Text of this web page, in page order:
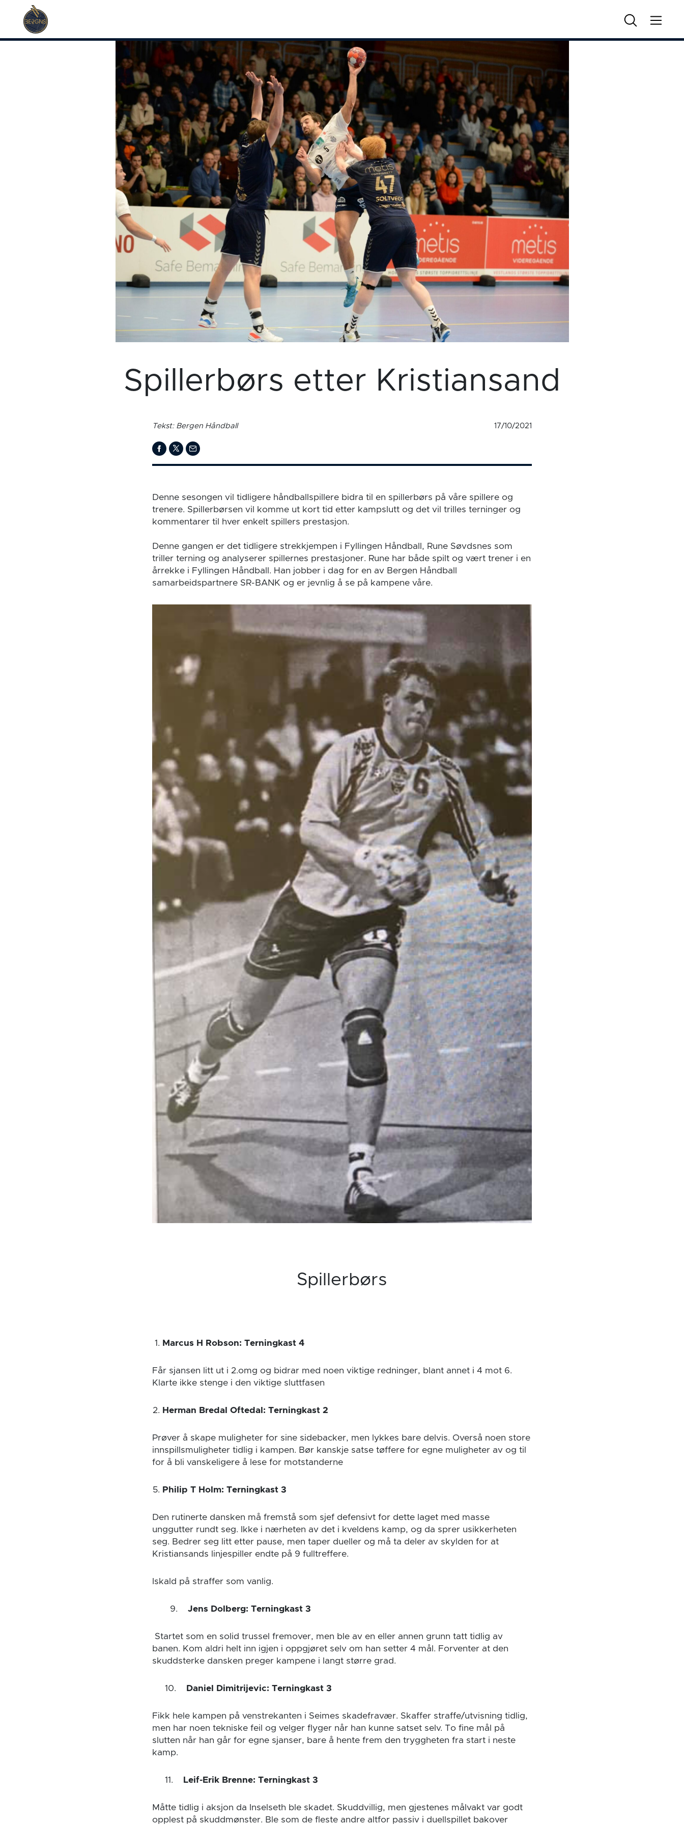
Spillerbørs etter Kristiansand
Tekst: Bergen Håndball 17/10/2021
Denne sesongen vil tidligere håndballspillere bidra til en spillerbørs på våre spillere og
trenere. Spillerbørsen vil komme ut kort tid etter kampslutt og det vil trilles terninger og
kommentarer til hver enkelt spillers prestasjon.
Denne gangen er det tidligere strekkjempen i Fyllingen Håndball, Rune Søvdsnes som
triller terning og analyserer spillernes prestasjoner. Rune har både spilt og vært trener i en
årrekke i Fyllingen Håndball. Han jobber i dag for en av Bergen Håndball
samarbeidspartnere SR-BANK og er jevnlig å se på kampene våre.
Spillerbørs
Marcus H Robson: Terningkast 4
Får sjansen litt ut i 2.omg og bidrar med noen viktige redninger, blant annet i 4 mot 6.
Klarte ikke stenge i den viktige sluttfasen
Herman Bredal Oftedal: Terningkast 2
Prøver å skape muligheter for sine sidebacker, men lykkes bare delvis. Overså noen store
innspillsmuligheter tidlig i kampen. Bør kanskje satse tøffere for egne muligheter av og til
for å bli vanskeligere å lese for motstanderne
Philip T Holm: Terningkast 3
Den rutinerte dansken må fremstå som sjef defensivt for dette laget med masse
unggutter rundt seg. Ikke i nærheten av det i kveldens kamp, og da sprer usikkerheten
seg. Bedrer seg litt etter pause, men taper dueller og må ta deler av skylden for at
Kristiansands linjespiller endte på 9 fulltreffere.
Iskald på straffer som vanlig.
9.Jens Dolberg: Terningkast 3
Startet som en solid trussel fremover, men ble av en eller annen grunn tatt tidlig av
banen. Kom aldri helt inn igjen i oppgjøret selv om han setter 4 mål. Forventer at den
skuddsterke dansken preger kampene i langt større grad.
10. Daniel Dimitrijevic: Terningkast 3
Fikk hele kampen på venstrekanten i Seimes skadefravær. Skaffer straffe/utvisning tidlig,
men har noen tekniske feil og velger flyger når han kunne satset selv. To fine mål på
slutten når han går for egne sjanser, bare å hente frem den tryggheten fra start i neste
kamp.
11. Leif-Erik Brenne: Terningkast 3
Måtte tidlig i aksjon da Inselseth ble skadet. Skuddvillig, men gjestenes målvakt var godt
opplest på skuddmønster. Ble som de fleste andre altfor passiv i duellspillet bakover